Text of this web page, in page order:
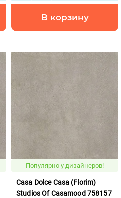
В корзину
Популярно у дизайнеров!
Casa Dolce Casa (Florim)
Studios Of Casamood 758157